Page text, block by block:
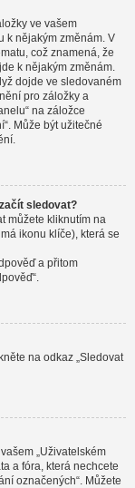
ve vašem
k nějakým změnám. V
což znamená, že
k nějakým změnám.
dojde ve sledovaném
pro záložky a
na záložce
Může být užitečné
sledovat?
můžete kliknutím na
ikonu klíče), která se
a přitom
na odkaz „Sledovat
„Uživatelském
a fóra, která nechcete
označených“. Můžete